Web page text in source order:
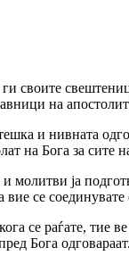
ги своите
на
и нивната
на Бога за сите
молитви ја
вие се соединувате
се раѓате, тие
Бога одговараат.